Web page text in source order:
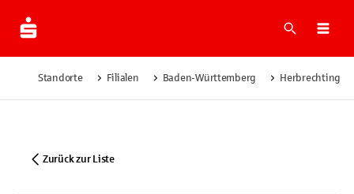
Suche
Standorte Filialen Baden-Württemberg Herbrechtingen
Zurück zur Liste